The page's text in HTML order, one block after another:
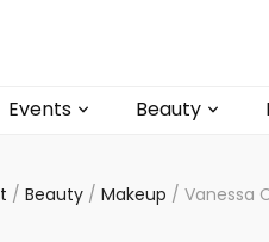
Events Beauty
/ Beauty / Makeup / Vanessa